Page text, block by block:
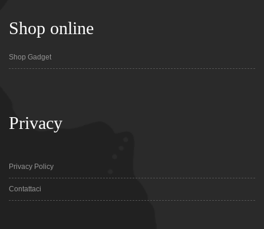
Shop online
Shop Gadget
Privacy
Privacy Policy
Contattaci